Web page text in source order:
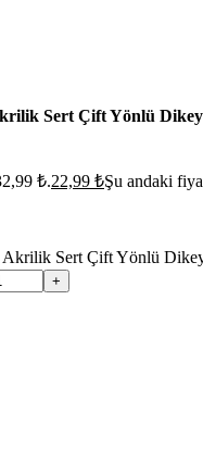
Sert Çift Yönlü
₺.22,99 ₺Şu andaki
Akrilik Sert Çift Yönlü
+